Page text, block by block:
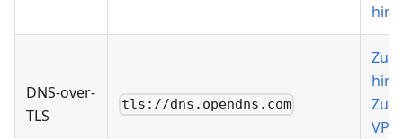
DNS-over-
TLS
tls://dns.opendns.com
Zu
Zu
VPN